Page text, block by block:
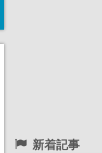
新着記事